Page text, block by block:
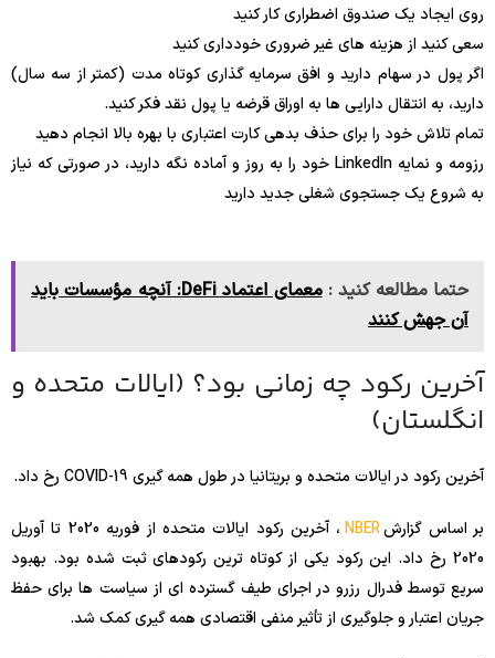
روی ایجاد یک صندوق اضطراری کار کنید
سعی کنید از هزینه های غیر ضروری خودداری کنید
اگر پول در سهام دارید و افق سرمایه گذاری کوتاه مدت (کمتر از سه سال)
دارید، به انتقال دارایی ها به اوراق قرضه یا پول نقد فکر کنید.
تمام تلاش خود را برای حذف بدهی کارت اعتباری با بهره بالا انجام دهید
رزومه و نمایه LinkedIn خود را به روز و آماده نگه دارید، در صورتی که نیاز
به شروع یک جستجوی شغلی جدید دارید
حتما مطالعه کنید :
معمای اعتماد DeFi: آنچه مؤسسات باید
آن جهش کنند
آخرین رکود چه زمانی بود؟ (ایالات متحده و
انگلستان)
آخرین رکود در ایالات متحده و بریتانیا در طول همه گیری COVID-19 رخ داد.
بر اساس گزارشNBER
، آخرین رکود ایالات متحده از فوریه 2020 تا آوریل
2020 رخ داد. این رکود یکی از کوتاه ترین رکودهای ثبت شده بود. بهبود
سریع توسط فدرال رزرو در اجرای طیف گسترده ای از سیاست ها برای حفظ
جریان اعتبار و جلوگیری از تأثیر منفی اقتصادی همه گیری کمک شد.